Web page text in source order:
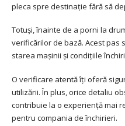
pleca spre destinație fără să
Totuși, înainte de a porni la
verificărilor de bază. Acest pas
starea mașinii și condițiile
O verificare atentă îți oferă
utilizării. În plus, orice detaliu
contribuie la o experiență mai
pentru compania de închirieri.